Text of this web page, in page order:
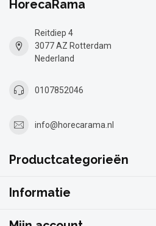
HorecaRama
Reitdiep 4
3077 AZ Rotterdam
info@horecarama.nl
Productcategorieën
Informatie